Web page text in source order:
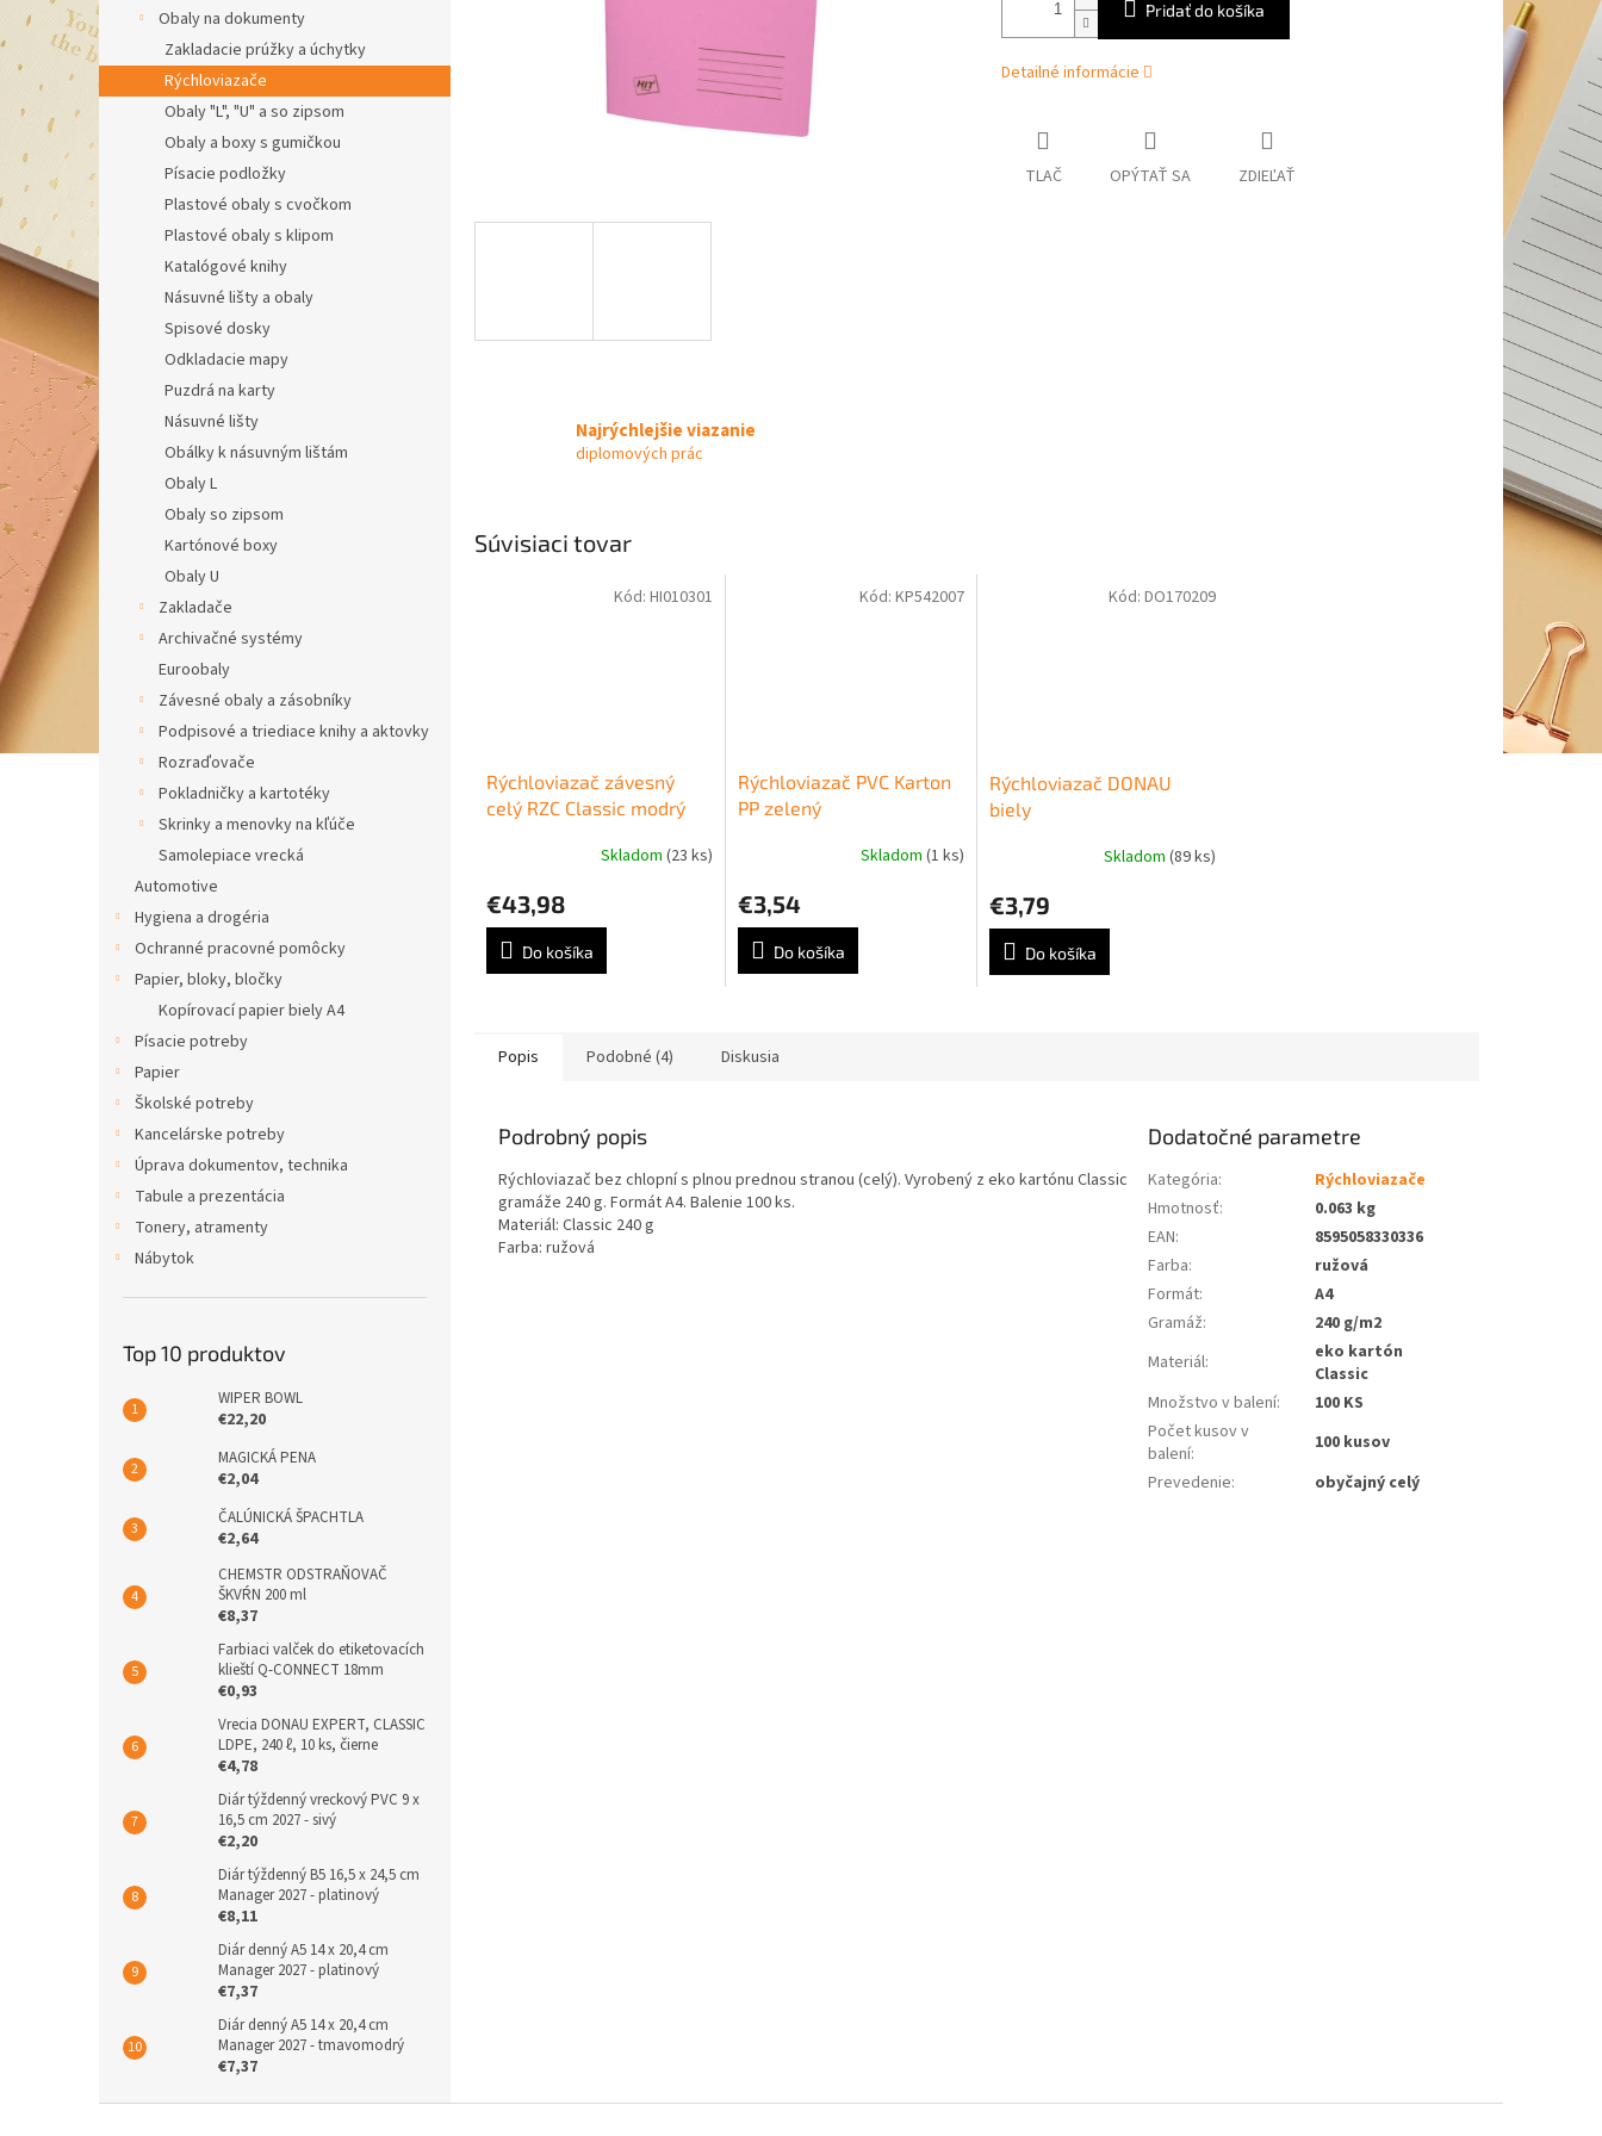
Obaly na dokumenty
Zakladacie prúžky a úchytky
Rýchloviazače
Obaly "L", "U" a so zipsom
Obaly a boxy s gumičkou
Písacie podložky
Plastové obaly s cvočkom
Plastové obaly s klipom
Katalógové knihy
Násuvné lišty a obaly
Spisové dosky
Odkladacie mapy
Puzdrá na karty
Násuvné lišty
Obálky k násuvným lištám
Obaly L
Obaly so zipsom
Kartónové boxy
Obaly U
Zakladače
Archivačné systémy
Euroobaly
Závesné obaly a zásobníky
Podpisové a triediace knihy a aktovky
Rozraďovače
Pokladničky a kartotéky
Skrinky a menovky na kľúče
Samolepiace vrecká
Automotive
Hygiena a drogéria
Ochranné pracovné pomôcky
Papier, bloky, bločky
Kopírovací papier biely A4
Písacie potreby
Papier
Školské potreby
Kancelárske potreby
Úprava dokumentov, technika
Tabule a prezentácia
Tonery, atramenty
Nábytok
Top 10 produktov
WIPER BOWL
€22,20
MAGICKÁ PENA
€2,04
ČALÚNICKÁ ŠPACHTLA
€2,64
CHEMSTR ODSTRAŇOVAČ
ŠKVŔN 200 ml
€8,37
Farbiaci valček do etiketovacích
klieští Q-CONNECT 18mm
€0,93
Vrecia DONAU EXPERT, CLASSIC
LDPE, 240 ℓ, 10 ks, čierne
€4,78
Diár týždenný vreckový PVC 9 x
16,5 cm 2027 - sivý
€2,20
Diár týždenný B5 16,5 x 24,5 cm
Manager 2027 - platinový
€8,11
Diár denný A5 14 x 20,4 cm
Manager 2027 - platinový
€7,37
Diár denný A5 14 x 20,4 cm
Manager 2027 - tmavomodrý
€7,37
Pridať do košíka
Detailné informácie
TLAČ OPÝTAŤ SA ZDIEĽAŤ
Najrýchlejšie viazanie
diplomových prác
Súvisiaci tovar
Rýchloviazač závesný
celý RZC Classic modrý
Skladom (23 ks)
€43,98
Do košíka
Kód: HI010301
Rýchloviazač PVC Karton
PP zelený
Skladom (1 ks)
€3,54
Do košíka
Kód: KP542007
Rýchloviazač DONAU
biely
Skladom(89 ks)
€3,79
Do košíka
Kód:DO170209
Popis Podobné (4) Diskusia
Podrobný popis
Rýchloviazač bez chlopní s plnou prednou stranou (celý). Vyrobený z eko kartónu Classic
gramáže 240 g. Formát A4. Balenie 100 ks.
Materiál: Classic 240 g
Farba: ružová
Dodatočné parametre
Kategória:
Rýchloviazače
Hmotnosť:
0.063 kg
EAN:
8595058330336
Farba:
ružová
Formát:
A4
Gramáž:
240 g/m2
Materiál:
eko kartón
Classic
Množstvo v balení:
100 KS
Počet kusov v
balení:
100 kusov
Prevedenie: obyčajný celý